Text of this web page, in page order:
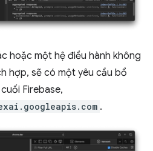
hoặc một hệ điều hành không
hợp, sẽ có một yêu cầu bổ
Firebase,
.